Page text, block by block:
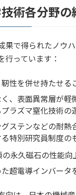
術各分野
果で得られたノウ
行っています：
性を併せ持たせ
、表面異常層が
ラズマ窒化技術の
ステンなどの耐
特別研究員制度の
の永久磁石の性能向
超電導インバー